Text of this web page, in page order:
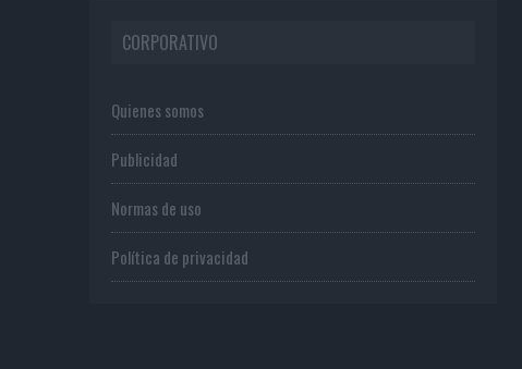
CORPORATIVO
Quienes somos
Publicidad
Normas de uso
Política de privacidad